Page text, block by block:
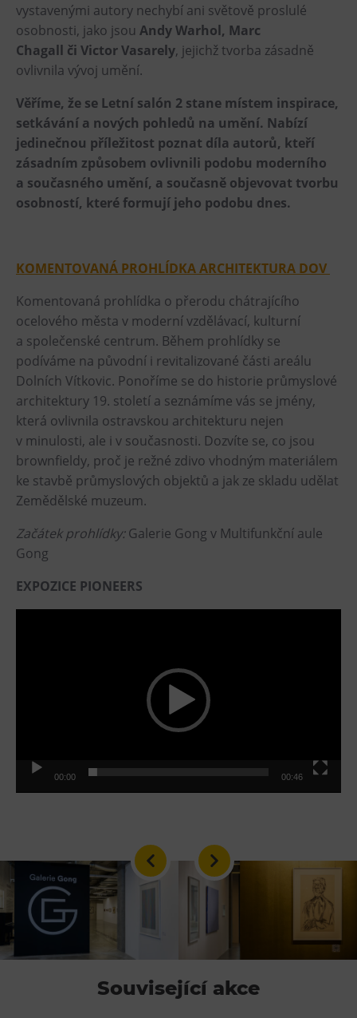
DOVýuky
Kroužky pro děti
Výjezdní akce
vystavenými autory nechybí ani světově proslulé
osobnosti, jako jsou Andy Warhol, Marc
Chagall či Victor Vasarely, jejichž tvorba zásadně
ovlivnila vývoj umění.
Věříme, že se Letní salón 2 stane místem inspirace,
setkávání a nových pohledů na umění. Nabízí
jedinečnou příležitost poznat díla autorů, kteří
zásadním způsobem ovlivnili podobu moderního
a současného umění, a současně objevovat tvorbu
osobností, které formují jeho podobu dnes.
KOMENTOVANÁ PROHLÍDKA ARCHITEKTURA DOV
Komentovaná prohlídka o přerodu chátrajícího
ocelového města v moderní vzdělávací, kulturní
a společenské centrum. Během prohlídky se
podíváme na původní i revitalizované části areálu
Dolních Vítkovic. Ponoříme se do historie průmyslové
architektury 19. století a seznámíme vás se jmény,
která ovlivnila ostravskou architekturu nejen
v minulosti, ale i v současnosti. Dozvíte se, co jsou
brownfieldy, proč je režné zdivo vhodným materiálem
ke stavbě průmyslových objektů a jak ze skladu udělat
Zemědělské muzeum.
Začátek prohlídky:Galerie Gong v Multifunkční aule
Gong
EXPOZICE PIONEERS
00:00 00:46
Související akce